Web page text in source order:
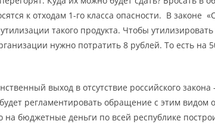
к отходам 1-го класса опасности. В законе
такого продукта. Чтобы
нужно потратить 8 рублей. То есть на
выход в отсутствие российского
регламентировать обращение с этим видом
на бюджетные деньги по всей республике